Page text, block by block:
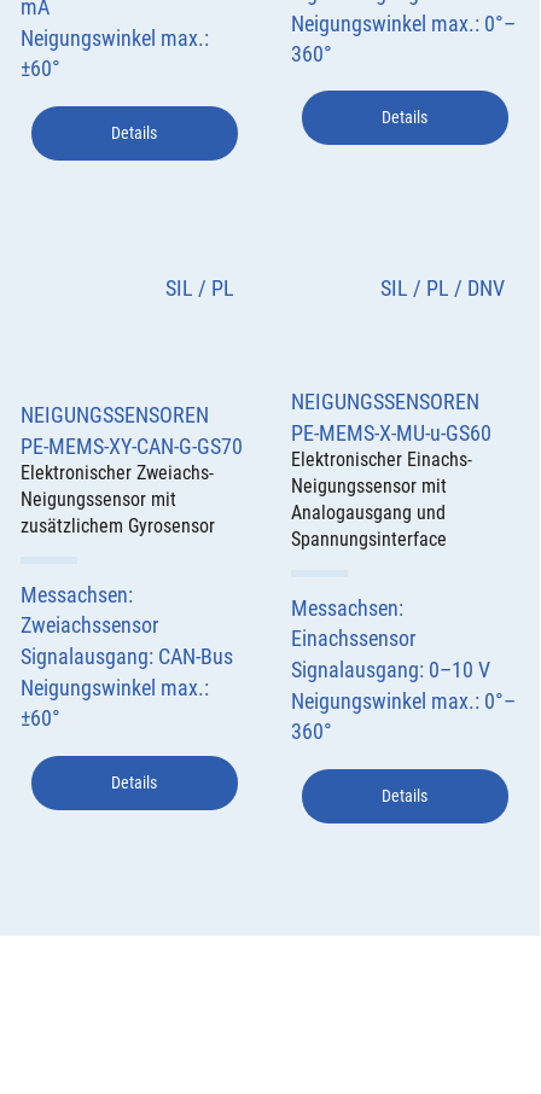
mA
Neigungswinkel max.:
±60°
Details
Neigungswinkel max.: 0°–
360°
Details
NEIGUNGSSENSOREN
PE-MEMS-XY-CAN-G-GS70
Elektronischer Zweiachs-
Neigungssensor mit
zusätzlichem Gyrosensor
Messachsen:
Zweiachssensor
Signalausgang: CAN-Bus
Neigungswinkel max.:
±60°
Details
SIL / PL
NEIGUNGSSENSOREN
PE-MEMS-X-MU-u-GS60
Elektronischer Einachs-
Neigungssensor mit
Analogausgang und
Spannungsinterface
Messachsen:
Einachssensor
Signalausgang: 0–10 V
Neigungswinkel max.: 0°–
360°
Details
SIL / PL / DNV